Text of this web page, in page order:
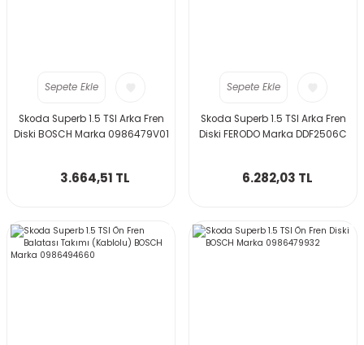
Sepete Ekle
Skoda Superb 1.5 TSI Arka Fren
Diski BOSCH Marka 0986479V01
3.664,51 TL
Sepete Ekle
Skoda Superb 1.5 TSI Arka Fren
Diski FERODO Marka DDF2506C
6.282,03 TL